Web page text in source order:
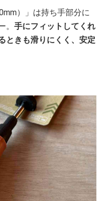
）」は持ち手部分に
手にフィットしてくれ
ときも滑りにくく、安定